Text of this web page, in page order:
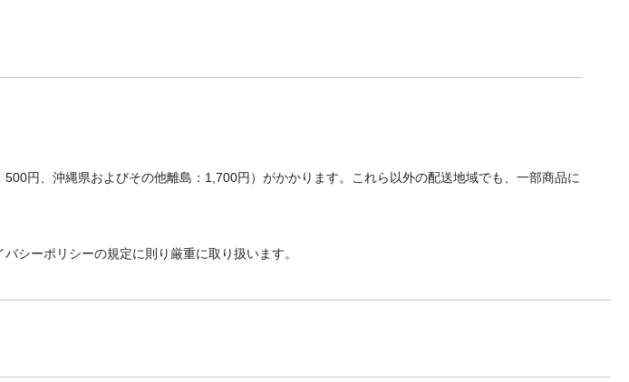
円、沖縄県およびその他離島：1,700円）がかかります。これら以外の配送地域でも、一部商品に
シーポリシーの規定に則り厳重に取り扱います。